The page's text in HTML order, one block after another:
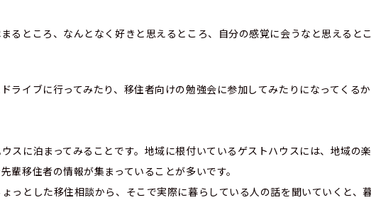
るところ、なんとなく好きと思えるところ、自分の感覚に会うなと思えると
ライブに行ってみたり、移住者向けの勉強会に参加してみたりになってくるか
スに泊まってみることです。地域に根付いているゲストハウスには、地域の
移住者の情報が集まっていることが多いです。
っとした移住相談から、そこで実際に暮らしている人の話を聞いていくと、